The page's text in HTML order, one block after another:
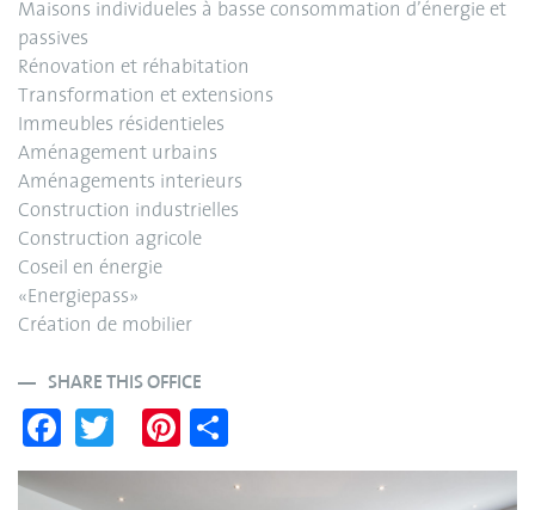
Maisons individueles à basse consommation d’énergie et
passives
Rénovation et réhabitation
Transformation et extensions
Immeubles résidentieles
Aménagement urbains
Aménagements interieurs
Construction industrielles
Construction agricole
Coseil en énergie
«Energiepass»
Création de mobilier
SHARE THIS OFFICE
Fa
ce
bo
wi
tte
Pi
nt ha
re